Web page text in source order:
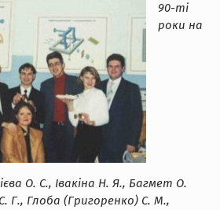
90-ті
роки на
О. С., Івакіна Н. Я., Багмет О.
Г., Глоба (Григоренко) С. М.,